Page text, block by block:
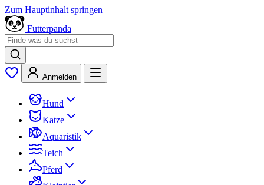
Zum Hauptinhalt springen
Futterpanda
Anmelden
Hund
Katze
Aquaristik
Teich
Pferd